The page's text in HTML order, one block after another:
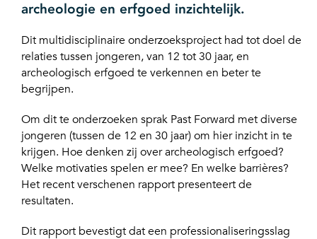
archeologie en erfgoed inzichtelijk.
Dit multidisciplinaire onderzoeksproject had tot doel de
relaties tussen jongeren, van 12 tot 30 jaar, en
archeologisch erfgoed te verkennen en beter te
begrijpen.
Om dit te onderzoeken sprak Past Forward met diverse
jongeren (tussen de 12 en 30 jaar) om hier inzicht in te
krijgen. Hoe denken zij over archeologisch erfgoed?
Welke motivaties spelen er mee? En welke barrières?
Het recent verschenen rapport presenteert de
resultaten.
Dit rapport bevestigt dat een professionaliseringsslag